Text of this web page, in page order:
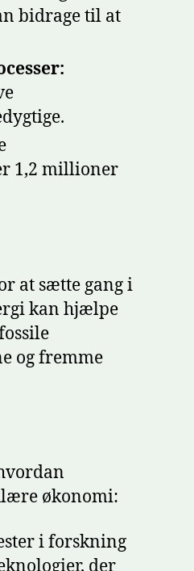
bidrage til at
1,2 millioner
at sætte gang i
kan hjælpe
og fremme
økonomi:
i forskning